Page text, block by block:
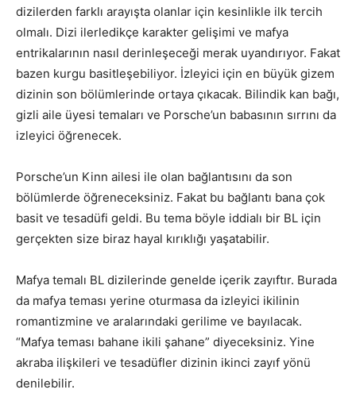
dizilerden farklı arayışta olanlar için kesinlikle ilk tercih
olmalı. Dizi ilerledikçe karakter gelişimi ve mafya
entrikalarının nasıl derinleşeceği merak uyandırıyor. Fakat
bazen kurgu basitleşebiliyor. İzleyici için en büyük gizem
dizinin son bölümlerinde ortaya çıkacak. Bilindik kan bağı,
gizli aile üyesi temaları ve Porsche’un babasının sırrını da
izleyici öğrenecek.
Porsche’un Kinn ailesi ile olan bağlantısını da son
bölümlerde öğreneceksiniz. Fakat bu bağlantı bana çok
basit ve tesadüfi geldi. Bu tema böyle iddialı bir BL için
gerçekten size biraz hayal kırıklığı yaşatabilir.
Mafya temalı BL dizilerinde genelde içerik zayıftır. Burada
da mafya teması yerine oturmasa da izleyici ikilinin
romantizmine ve aralarındaki gerilime ve bayılacak.
“Mafya teması bahane ikili şahane” diyeceksiniz. Yine
akraba ilişkileri ve tesadüfler dizinin ikinci zayıf yönü
denilebilir.